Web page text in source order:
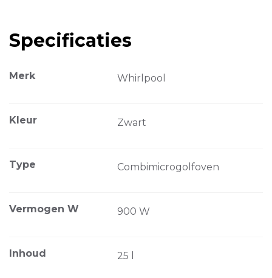
Specificaties
Merk Whirlpool
Kleur Zwart
Type Combimicrogolfoven
Vermogen W 900 W
Inhoud 25 l